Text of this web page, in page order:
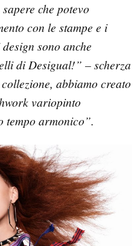
che potevo
con le stampe e i
sono anche
di Desigual!” – scherza
abbiamo creato
variopinto
tempo armonico”.